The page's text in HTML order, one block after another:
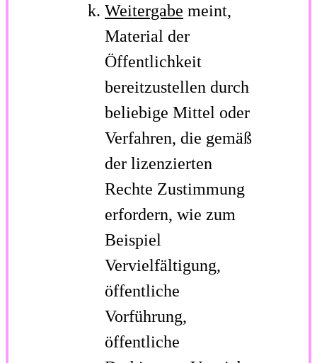
Weitergabe meint,
Material der
Öffentlichkeit
bereitzustellen durch
beliebige Mittel oder
Verfahren, die gemäß
der lizenzierten
Rechte Zustimmung
erfordern, wie zum
Beispiel
Vervielfältigung,
öffentliche
Vorführung,
öffentliche